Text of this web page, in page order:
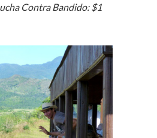
Contra Bandido: $1